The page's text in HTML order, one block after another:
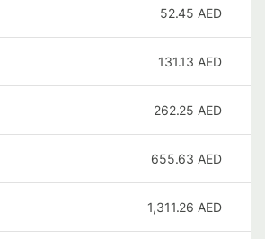
52.45 AED
131.13 AED
262.25 AED
655.63 AED
1,311.26 AED